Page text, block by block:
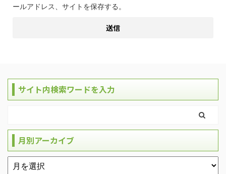
ールアドレス、サイトを保存する。
サイト内検索ワードを入力
月別アーカイブ